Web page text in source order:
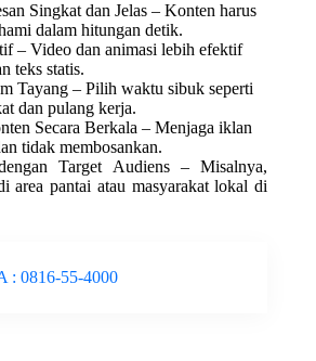
Singkat dan Jelas – Konten harus
dalam hitungan detik.
– Video dan animasi lebih efektif
teks statis.
Tayang – Pilih waktu sibuk seperti
dan pulang kerja.
Secara Berkala – Menjaga iklan
tidak membosankan.
Target Audiens – Misalnya,
area pantai atau masyarakat lokal di
: 0816-55-4000